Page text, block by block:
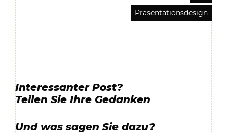
Präsentationsdesign
Interessanter Post?
Teilen Sie Ihre Gedanken
Und was sagen Sie dazu?